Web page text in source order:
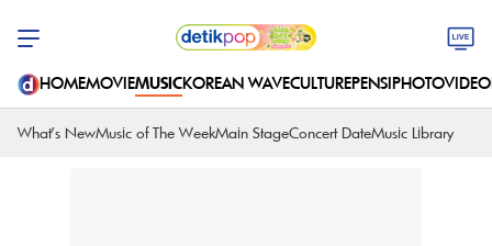
HOMEMOVIEMUSICKOREAN WAVECULTUREPENSIPHOTOVIDEO
What's NewMusic of The WeekMain StageConcert DateMusic Library